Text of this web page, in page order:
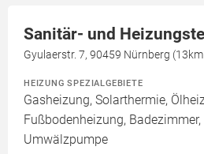
Sanitär- und
Gyulaerstr. 7, 90459 Nürnberg
HEIZUNG SPEZIALGEBIETE
Gasheizung, Solarthermie,
Fußbodenheizung,
Umwälzpumpe